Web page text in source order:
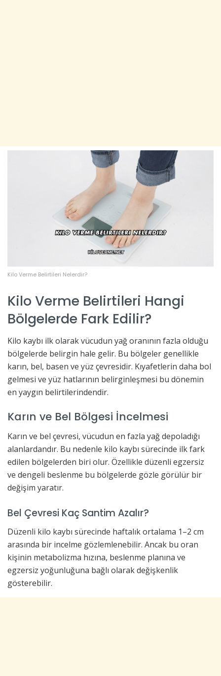
Kilo Verme Belirtileri Nelerdir?
Kilo Verme Belirtileri Hangi
Bölgelerde Fark Edilir?
Kilo kaybı ilk olarak vücudun yağ oranının fazla olduğu
bölgelerde belirgin hale gelir. Bu bölgeler genellikle
karın, bel, basen ve yüz çevresidir. Kıyafetlerin daha bol
gelmesi ve yüz hatlarının belirginleşmesi bu dönemin
en yaygın belirtilerindendir.
Karın ve Bel Bölgesi İncelmesi
Karın ve bel çevresi, vücudun en fazla yağ depoladığı
alanlardandır. Bu nedenle kilo kaybı sürecinde ilk fark
edilen bölgelerden biri olur. Özellikle düzenli egzersiz
ve dengeli beslenme bu bölgelerde gözle görülür bir
değişim yaratır.
Bel Çevresi Kaç Santim Azalır?
Düzenli kilo kaybı sürecinde haftalık ortalama 1–2 cm
arasında bir incelme gözlemlenebilir. Ancak bu oran
kişinin metabolizma hızına, beslenme planına ve
egzersiz yoğunluğuna bağlı olarak değişkenlik
gösterebilir.